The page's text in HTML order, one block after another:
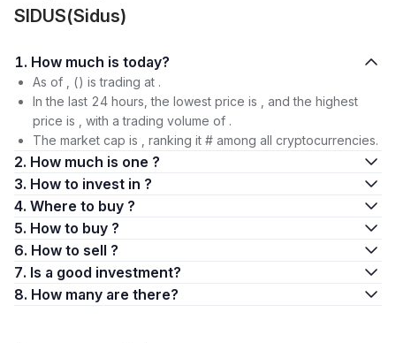
SIDUS(Sidus)
1. How much is today?
As of , () is trading at .
In the last 24 hours, the lowest price is , and the highest
price is , with a trading volume of .
The market cap is , ranking it # among all cryptocurrencies.
2. How much is one ?
3. How to invest in ?
4. Where to buy ?
5. How to buy ?
6. How to sell ?
7. Is a good investment?
8. How many are there?